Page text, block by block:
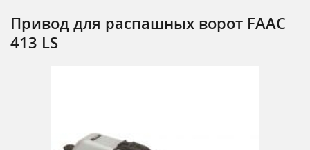
Привод для распашных ворот FAAC
413 LS